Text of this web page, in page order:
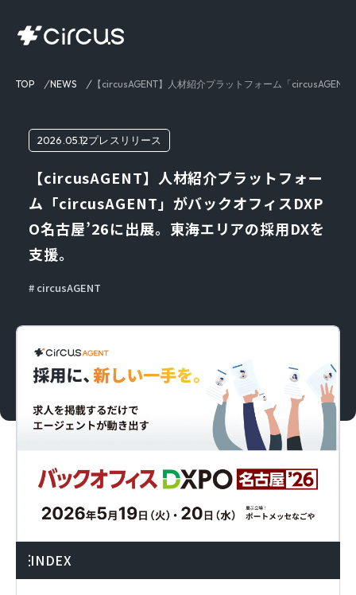
TOP NEWS 【circusAGENT】人材紹介プラットフォーム「
2026.05.12プレスリリース
【circusAGENT】人材紹介プラットフォー
ム「circusAGENT」がバックオフィスDXP
O名古屋’26に出展。東海エリアの採用DXを
支援。
circusAGENT
INDEX